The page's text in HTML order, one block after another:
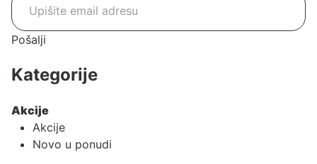
Pošalji
Kategorije
Akcije
Akcije
Novo u ponudi